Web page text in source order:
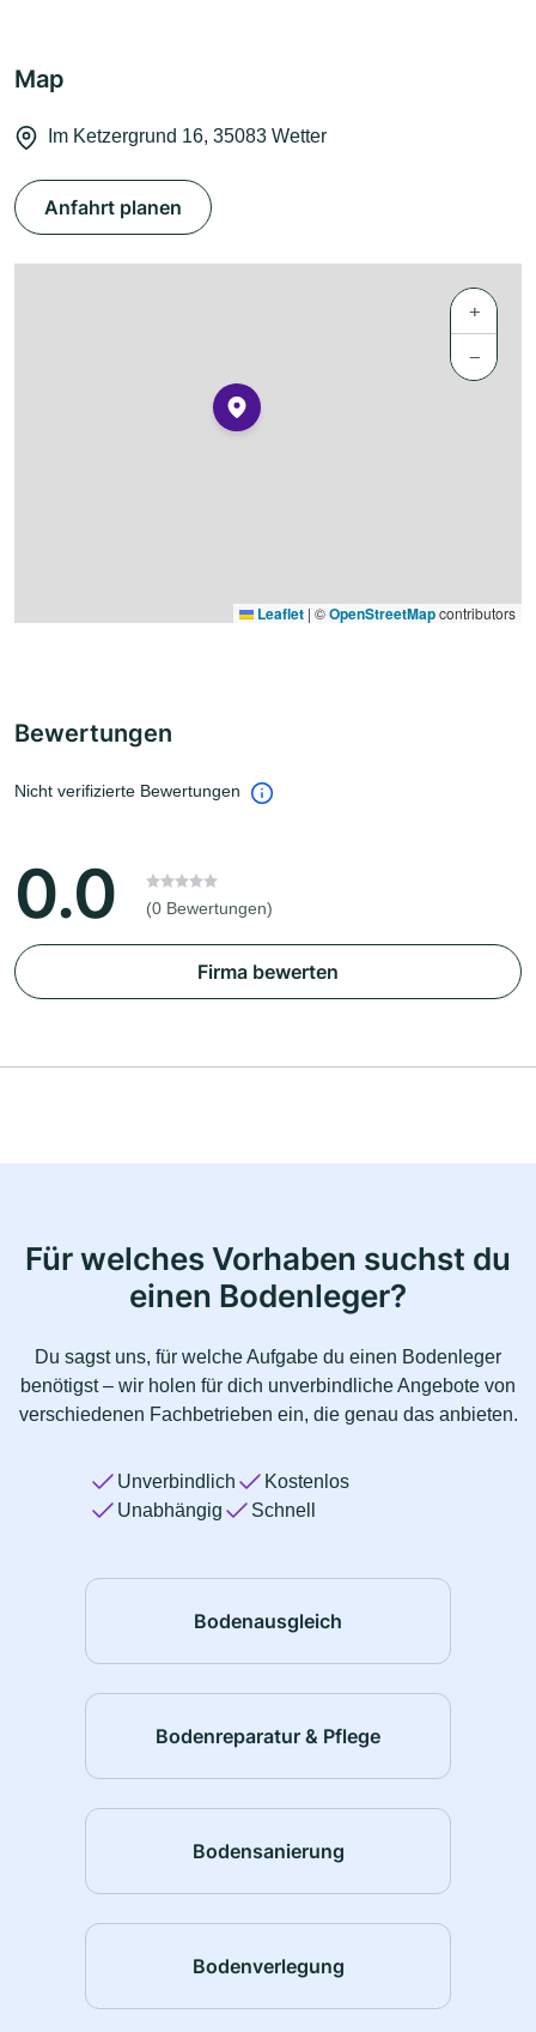
Map
Im Ketzergrund 16, 35083 Wetter
Anfahrt planen
+
−
Leaflet | ©OpenStreetMapcontributors
Bewertungen
Nicht verifizierte Bewertungen
0.0 (0 Bewertungen)
Firma bewerten
Für welches Vorhaben suchst du
einen Bodenleger?
Du sagst uns, für welche Aufgabe du einen Bodenleger
benötigst – wir holen für dich unverbindliche Angebote von
verschiedenen Fachbetrieben ein, die genau das anbieten.
Unverbindlich
Kostenlos
Unabhängig
Schnell
Bodenausgleich
Bodenreparatur & Pflege
Bodensanierung
Bodenverlegung